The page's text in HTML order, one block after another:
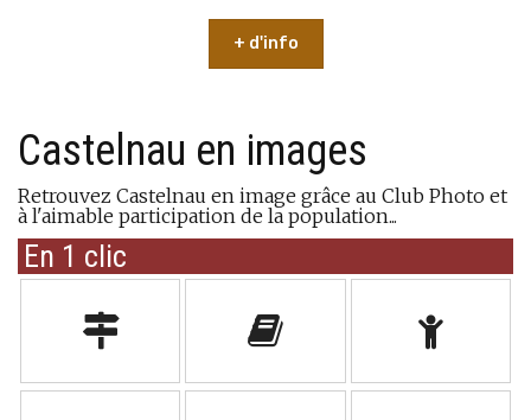
+ d'info
Castelnau en images
Retrouvez Castelnau en image grâce au Club Photo et
à l'aimable participation de la population...
En 1 clic